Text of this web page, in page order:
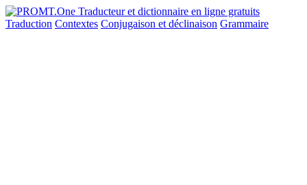
Traduction Contextes Conjugaison et déclinaison Grammaire